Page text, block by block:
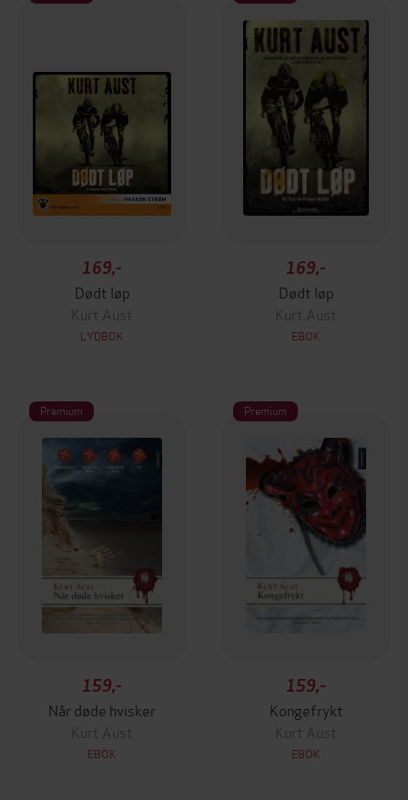
169,-
Dødt løp
Kurt Aust
LYDBOK
169,-
Dødt løp
Kurt Aust
EBOK
Premium
159,-
Når døde hvisker
Kurt Aust
EBOK
Premium
159,-
Kongefrykt
Kurt Aust
EBOK